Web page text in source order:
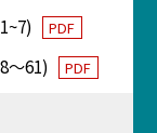
PDF
～61) PDF